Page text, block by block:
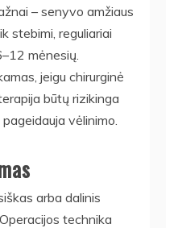
– senyvo amžiaus
stebimi, reguliariai
mėnesių.
jeigu chirurginė
būtų rizikinga
vėlinimo.
arba dalinis
technika